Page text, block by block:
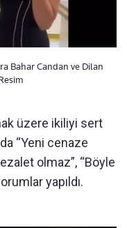
Bahar Candan ve Dilan
üzere ikiliyi sert
“Yeni cenaze
olmaz”, “Böyle
yapıldı.